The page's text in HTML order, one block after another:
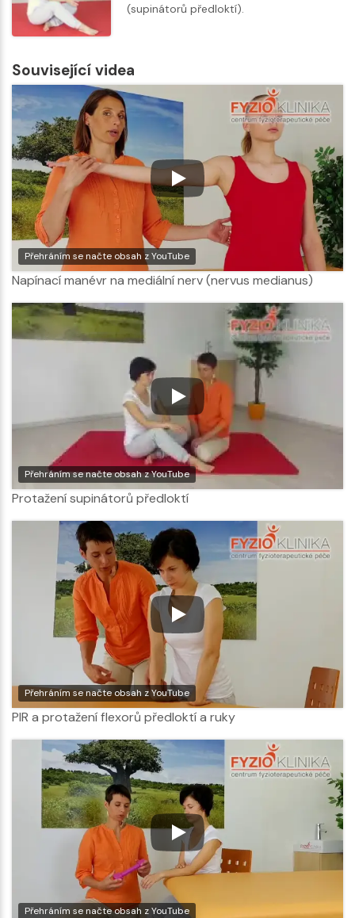
(supinátorů předloktí).
Související videa
Přehráním se načte obsah z YouTube
Napínací manévr na mediální nerv (nervus medianus)
Přehráním se načte obsah z YouTube
Protažení supinátorů předloktí
Přehráním se načte obsah z YouTube
PIR a protažení flexorů předloktí a ruky
Přehráním se načte obsah z YouTube